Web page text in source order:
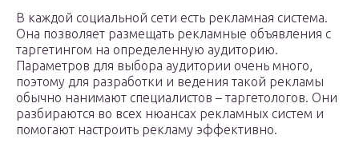
В каждой социальной сети есть рекламная система.
Она позволяет размещать рекламные объявления с
таргетингом на определенную аудиторию.
Параметров для выбора аудитории очень много,
поэтому для разработки и ведения такой рекламы
обычно нанимают специалистов – таргетологов. Они
разбираются во всех нюансах рекламных систем и
помогают настроить рекламу эффективно.